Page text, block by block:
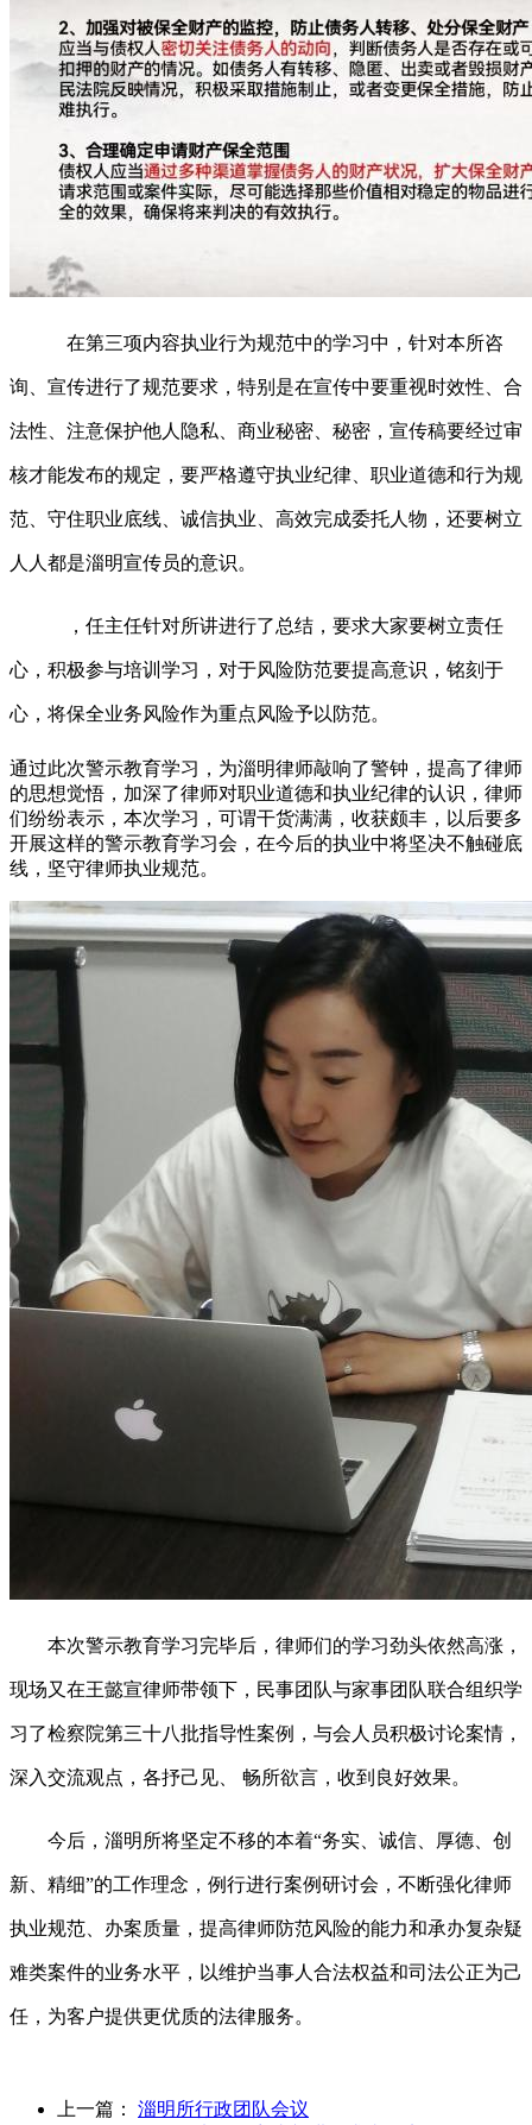
在第三项内容执业行为规范中的学习中，针对本所咨
询、宣传进行了规范要求，特别是在宣传中要重视时效性、合
法性、注意保护他人隐私、商业秘密、秘密，宣传稿要经过审
核才能发布的规定，要严格遵守执业纪律、职业道德和行为规
范、守住职业底线、诚信执业、高效完成委托人物，还要树立
人人都是淄明宣传员的意识。
，任主任针对所讲进行了总结，要求大家要树立责任
心，积极参与培训学习，对于风险防范要提高意识，铭刻于
心，将保全业务风险作为重点风险予以防范。
通过此次警示教育学习，为淄明律师敲响了警钟，提高了律师
的思想觉悟，加深了律师对职业道德和执业纪律的认识，律师
们纷纷表示，本次学习，可谓干货满满，收获颇丰，以后要多
开展这样的警示教育学习会，在今后的执业中将坚决不触碰底
线，坚守律师执业规范。
本次警示教育学习完毕后，律师们的学习劲头依然高涨，
现场又在王懿宣律师带领下，民事团队与家事团队联合组织学
习了检察院第三十八批指导性案例，与会人员积极讨论案情，
深入交流观点，各抒己见、 畅所欲言，收到良好效果。
今后，淄明所将坚定不移的本着“务实、诚信、厚德、创
新、精细”的工作理念，例行进行案例研讨会，不断强化律师
执业规范、办案质量，提高律师防范风险的能力和承办复杂疑
难类案件的业务水平，以维护当事人合法权益和司法公正为己
任，为客户提供更优质的法律服务。
上一篇：
淄明所行政团队会议